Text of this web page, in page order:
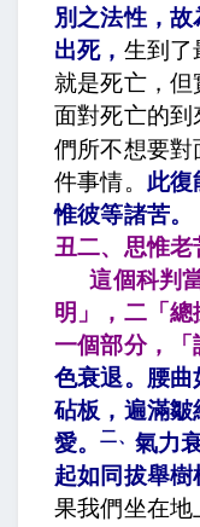
別之法性，故
出死， 生到了
就是死亡，
面對死亡的到
們所不想要對
件事情。 此復
惟彼等諸苦。
丑二、思惟老
這個科判
明」，二「
一個部分，「
色衰退。腰曲
砧板，遍滿
愛。二、 氣力
起如同拔舉樹
果我們坐在